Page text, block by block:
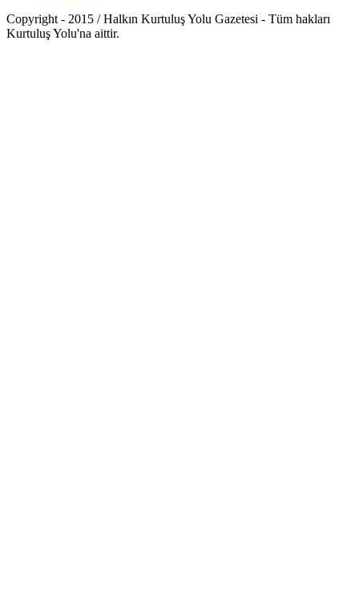
Copyright - 2015 / Halkın Kurtuluş Yolu Gazetesi - Tüm hakları
Kurtuluş Yolu'na aittir.